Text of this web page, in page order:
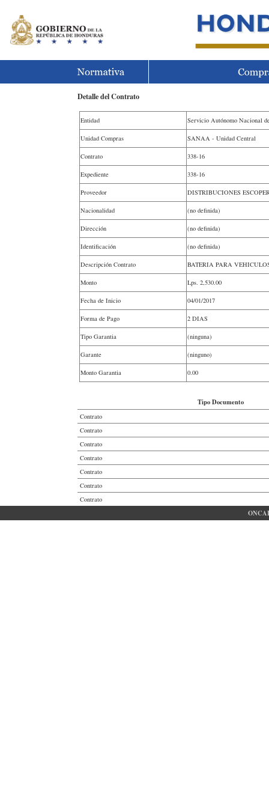
Detalle del Contrato
Entidad Servicio Autónomo Nacional
Unidad Compras SANAA - Unidad Central
Contrato 338-16
Expediente 338-16
Proveedor DISTRIBUCIONES
Nacionalidad (no definida)
Dirección (no definida)
Identificación (no definida)
Descripción Contrato BATERIA PARA
Monto Lps. 2,530.00
Fecha de Inicio 04/01/2017
Forma de Pago 2 DIAS
Tipo Garantia (ninguna)
Garante (ninguno)
Monto Garantia 0.00
Tipo Documento
Contrato
Contrato
Contrato
Contrato
Contrato
Contrato
Contrato